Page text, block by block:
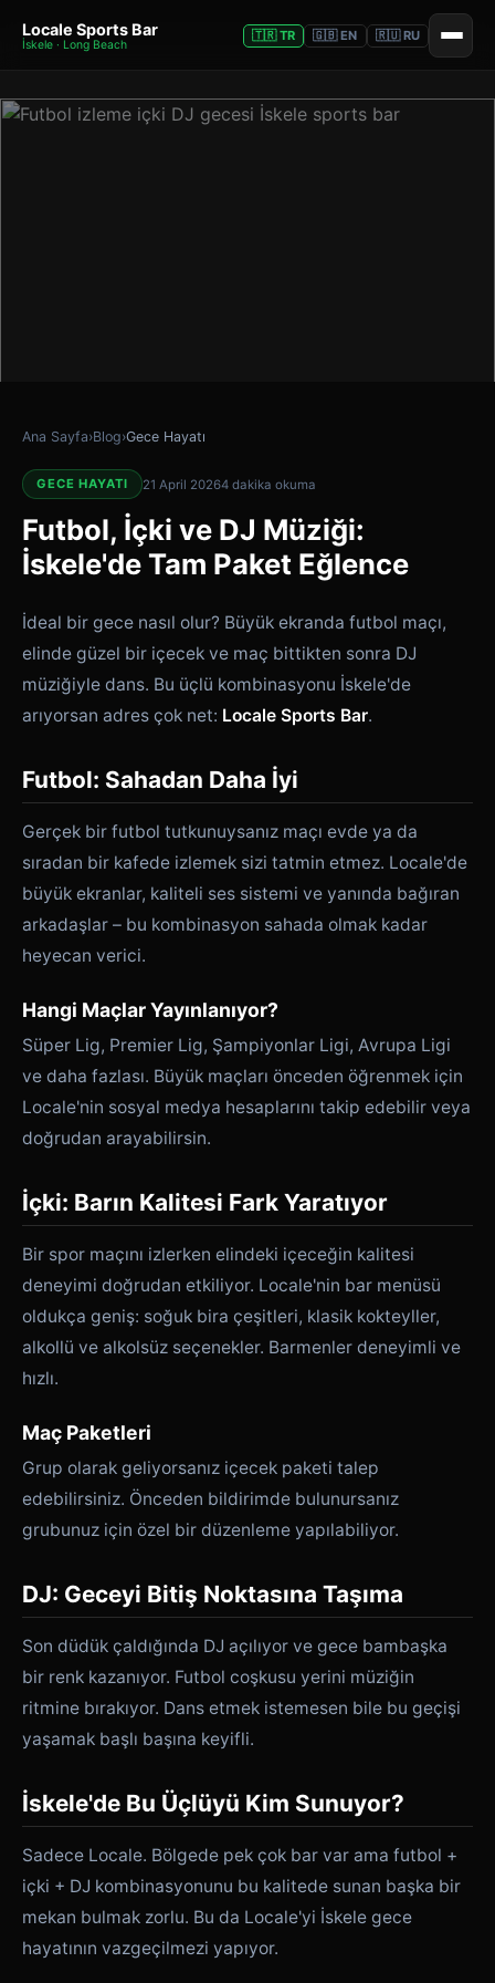
Locale Sports Bar
İskele · Long Beach
🇹🇷 TR 🇬🇧 EN 🇷🇺 RU
Ana Sayfa›Blog›Gece Hayatı
GECE HAYATI 21 April 20264 dakika okuma
Futbol, İçki ve DJ Müziği:
İskele'de Tam Paket Eğlence
İdeal bir gece nasıl olur? Büyük ekranda futbol maçı,
elinde güzel bir içecek ve maç bittikten sonra DJ
müziğiyle dans. Bu üçlü kombinasyonu İskele'de
arıyorsan adres çok net: Locale Sports Bar.
Futbol: Sahadan Daha İyi
Gerçek bir futbol tutkunuysanız maçı evde ya da
sıradan bir kafede izlemek sizi tatmin etmez. Locale'de
büyük ekranlar, kaliteli ses sistemi ve yanında bağıran
arkadaşlar – bu kombinasyon sahada olmak kadar
heyecan verici.
Hangi Maçlar Yayınlanıyor?
Süper Lig, Premier Lig, Şampiyonlar Ligi, Avrupa Ligi
ve daha fazlası. Büyük maçları önceden öğrenmek için
Locale'nin sosyal medya hesaplarını takip edebilir veya
doğrudan arayabilirsin.
İçki: Barın Kalitesi Fark Yaratıyor
Bir spor maçını izlerken elindeki içeceğin kalitesi
deneyimi doğrudan etkiliyor. Locale'nin bar menüsü
oldukça geniş: soğuk bira çeşitleri, klasik kokteyller,
alkollü ve alkolsüz seçenekler. Barmenler deneyimli ve
hızlı.
Maç Paketleri
Grup olarak geliyorsanız içecek paketi talep
edebilirsiniz. Önceden bildirimde bulunursanız
grubunuz için özel bir düzenleme yapılabiliyor.
DJ: Geceyi Bitiş Noktasına Taşıma
Son düdük çaldığında DJ açılıyor ve gece bambaşka
bir renk kazanıyor. Futbol coşkusu yerini müziğin
ritmine bırakıyor. Dans etmek istemesen bile bu geçişi
yaşamak başlı başına keyifli.
İskele'de Bu Üçlüyü Kim Sunuyor?
Sadece Locale. Bölgede pek çok bar var ama futbol +
içki + DJ kombinasyonunu bu kalitede sunan başka bir
mekan bulmak zorlu. Bu da Locale'yi İskele gece
hayatının vazgeçilmezi yapıyor.